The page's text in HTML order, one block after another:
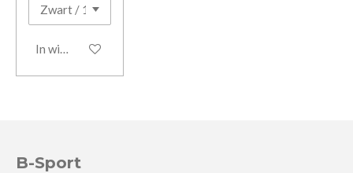
In winkelwagen
B-Sport